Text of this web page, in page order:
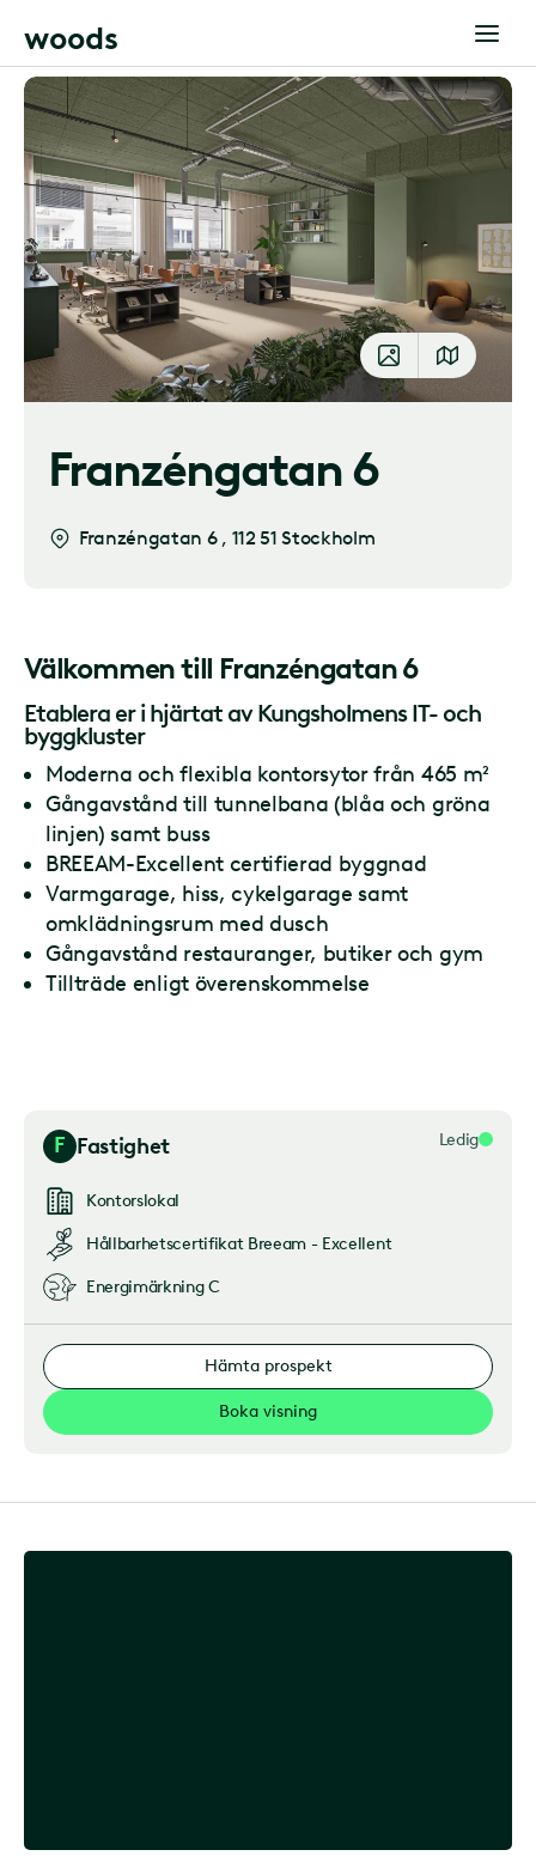
woods
Franzéngatan 6
Franzéngatan 6 , 112 51 Stockholm
Välkommen till Franzéngatan 6
Etablera er i hjärtat av Kungsholmens IT- och
byggkluster
Moderna och flexibla kontorsytor från 465 m²
Gångavstånd till tunnelbana (blåa och gröna
linjen) samt buss
BREEAM-Excellent certifierad byggnad
Varmgarage, hiss, cykelgarage samt
omklädningsrum med dusch
Gångavstånd restauranger, butiker och gym
Tillträde enligt överenskommelse
F Fastighet Ledig
Kontorslokal
Hållbarhetscertifikat Breeam - Excellent
Energimärkning C
Hämta prospekt
Boka visning